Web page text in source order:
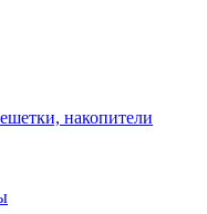
накопители